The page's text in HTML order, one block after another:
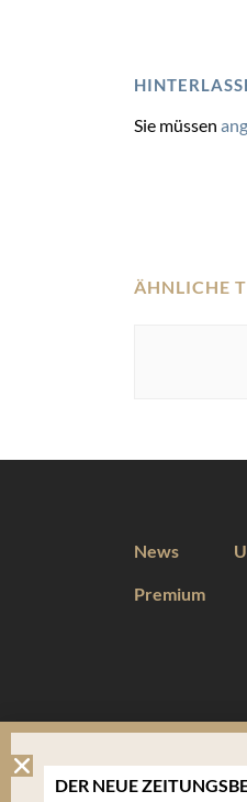
Sie müssen
ÄHNLICHE
News
Premium
DIESE WEBSEITE
Wir verwenden Cookies um
DER NEUE